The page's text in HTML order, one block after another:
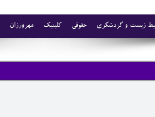
مهرورزان کلینیک حقوقی زیست و گردشگری